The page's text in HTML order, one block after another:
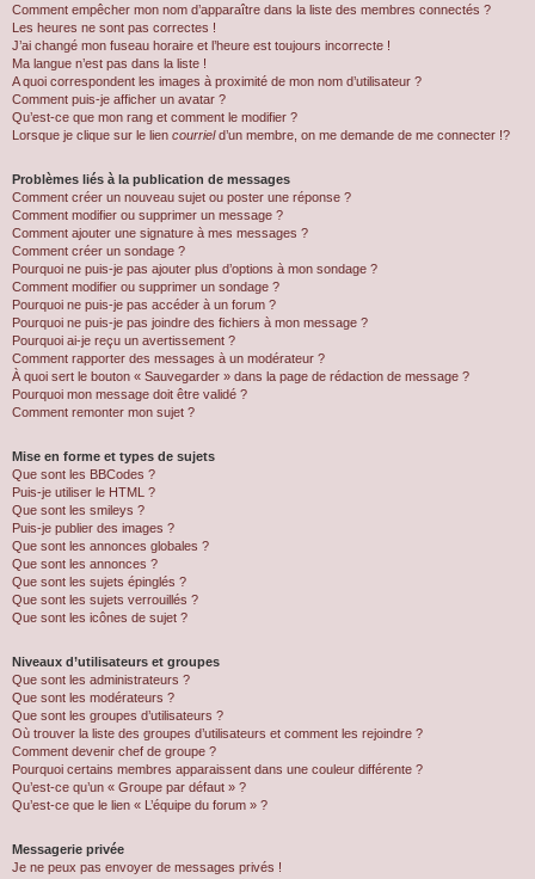
Comment empêcher mon nom d’apparaître dans la liste des membres connectés ?
Les heures ne sont pas correctes !
J’ai changé mon fuseau horaire et l’heure est toujours incorrecte !
Ma langue n’est pas dans la liste !
A quoi correspondent les images à proximité de mon nom d’utilisateur ?
Comment puis-je afficher un avatar ?
Qu’est-ce que mon rang et comment le modifier ?
Lorsque je clique sur le lien courrield’un membre, on me demande de me connecter !?
Problèmes liés à la publication de messages
Comment créer un nouveau sujet ou poster une réponse ?
Comment modifier ou supprimer un message ?
Comment ajouter une signature à mes messages ?
Comment créer un sondage ?
Pourquoi ne puis-je pas ajouter plus d’options à mon sondage ?
Comment modifier ou supprimer un sondage ?
Pourquoi ne puis-je pas accéder à un forum ?
Pourquoi ne puis-je pas joindre des fichiers à mon message ?
Pourquoi ai-je reçu un avertissement ?
Comment rapporter des messages à un modérateur ?
À quoi sert le bouton « Sauvegarder » dans la page de rédaction de message ?
Pourquoi mon message doit être validé ?
Comment remonter mon sujet ?
Mise en forme et types de sujets
Que sont les BBCodes ?
Puis-je utiliser le HTML ?
Que sont les smileys ?
Puis-je publier des images ?
Que sont les annonces globales ?
Que sont les annonces ?
Que sont les sujets épinglés ?
Que sont les sujets verrouillés ?
Que sont les icônes de sujet ?
Niveaux d’utilisateurs et groupes
Que sont les administrateurs ?
Que sont les modérateurs ?
Que sont les groupes d’utilisateurs ?
Où trouver la liste des groupes d’utilisateurs et comment les rejoindre ?
Comment devenir chef de groupe ?
Pourquoi certains membres apparaissent dans une couleur différente ?
Qu’est-ce qu’un « Groupe par défaut » ?
Qu’est-ce que le lien « L’équipe du forum » ?
Messagerie privée
Je ne peux pas envoyer de messages privés !